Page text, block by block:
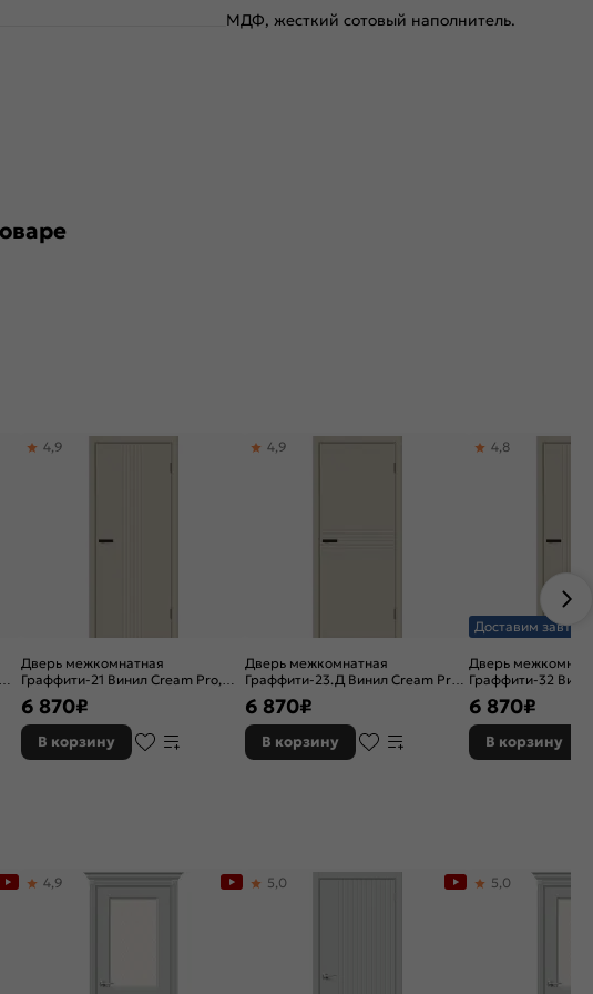
МДФ, жесткий сотовый наполнитель.
Дверь межкомнатная
Граффити-21 Винил Cream Pro,
глухая, каркасно-щитовая
4,9
6 870₽
В корзину
Дверь межкомнатная
Граффити-23.Д Винил Cream Pro,
глухая, каркасно-щитовая
4,9
6 870₽
В корзину
Доставим завтра
Дверь
Граффити-32
глухая,
4,8
6 870₽
В корзину
4,9 5,0 5,0